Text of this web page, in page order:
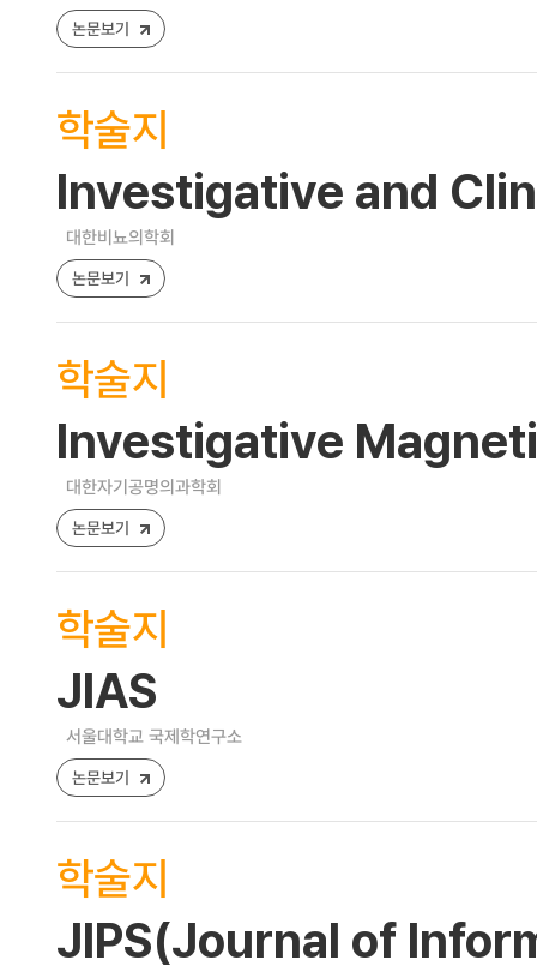
논문보기
학술지
Investigative and
대한비뇨의학회
논문보기
학술지
Investigative
대한자기공명의과학회
논문보기
학술지
JIAS
서울대학교 국제학연구소
논문보기
학술지
JIPS(Journal of